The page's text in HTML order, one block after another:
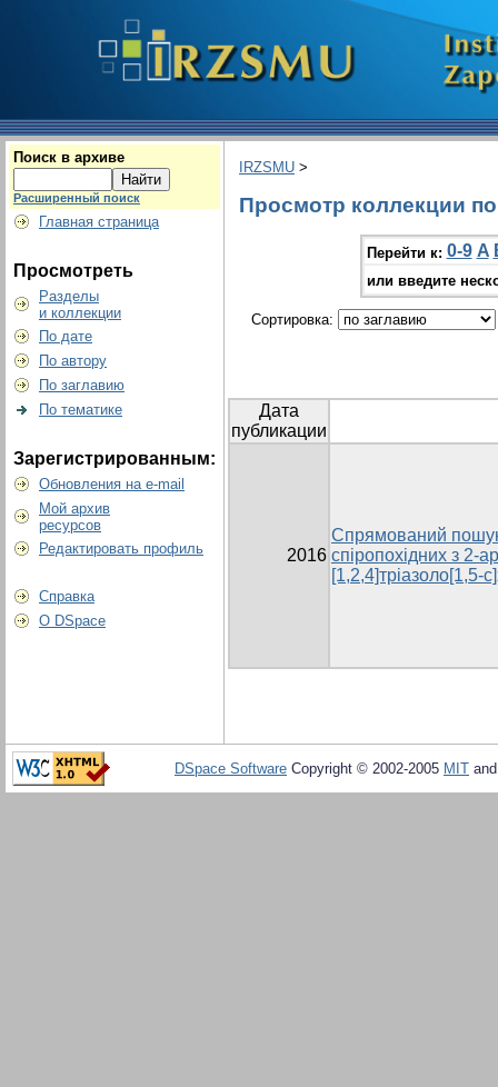
Поиск в архиве
Расширенный поиск
Главная страница
Просмотреть
Разделы
и коллекции
По дате
По автору
По заглавию
По тематике
Зарегистрированным:
Обновления на e-mail
Мой архив
ресурсов
Редактировать профиль
Справка
О DSpace
IRZSMU >
Просмотр коллекции
Перейти к: 0-9 A
или введите
Сортировка:
Дата
публикации
2016
Спрямований
спіропохідних з 2-
[1,2,4]тріазоло[1,5-
DSpace Software Copyright © 2002-2005 MIT